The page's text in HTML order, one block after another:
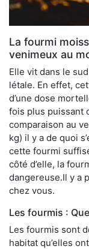
La fourmi
venimeux au
Elle vit dans le
létale. En effet,
d’une dose
fois plus puissant
comparaison au
kg) il y a de quoi
cette fourmi
côté d’elle, la
dangereuse.Il y a
chez vous.
Les fourmis :
Les fourmis sont
habitat qu’elles